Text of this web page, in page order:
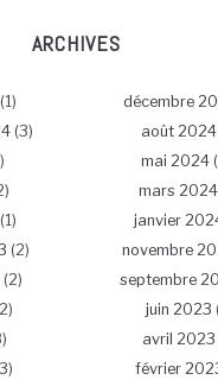
ARCHIVES
(1) décembre
(3) août 2024
mai 2024
mars 2024
janvier
(2) novembre
(2) septembre
juin 2023
avril 2023
février